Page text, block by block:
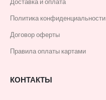
Политика конфиденциальности
Договор оферты
Правила оплаты картами
КОНТАКТЫ